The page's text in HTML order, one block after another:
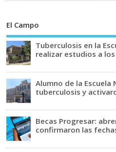
El Campo
Tuberculosis en la
realizar estudios a
Alumno de la
tuberculosis y
Becas Progresar:
confirmaron las